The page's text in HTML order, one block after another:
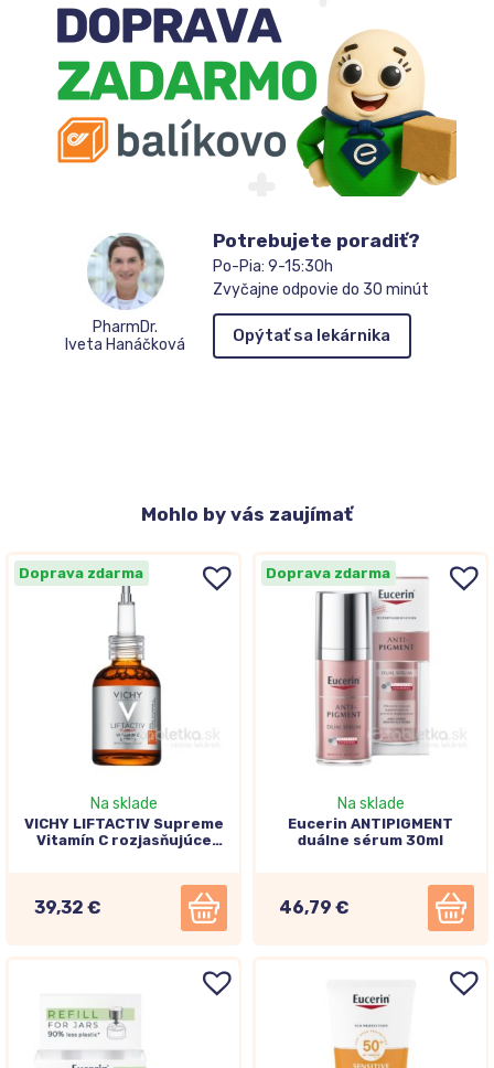
PharmDr.
Iveta Hanáčková
Potrebujete poradiť?
Po-Pia: 9-15:30h
Zvyčajne odpovie do 30 minút
Opýtať sa lekárnika
Mohlo by vás zaujímať
Doprava zdarma
Na sklade
VICHY LIFTACTIV Supreme
Vitamín C rozjasňujúce
39,32 €
Doprava zdarma
Na sklade
Eucerin ANTIPIGMENT
duálne sérum 30ml
46,79 €